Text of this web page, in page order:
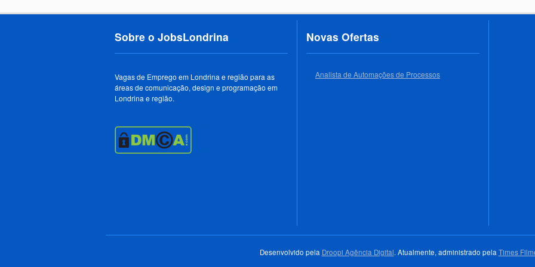
Sobre o JobsLondrina
Vagas de Emprego em Londrina e região para as
áreas de comunicação, design e programação em
Londrina e região.
Novas Ofertas
Analista de Automações de Processos
Desenvolvido pela Droopi Agência Digital. Atualmente, administrado pela Times